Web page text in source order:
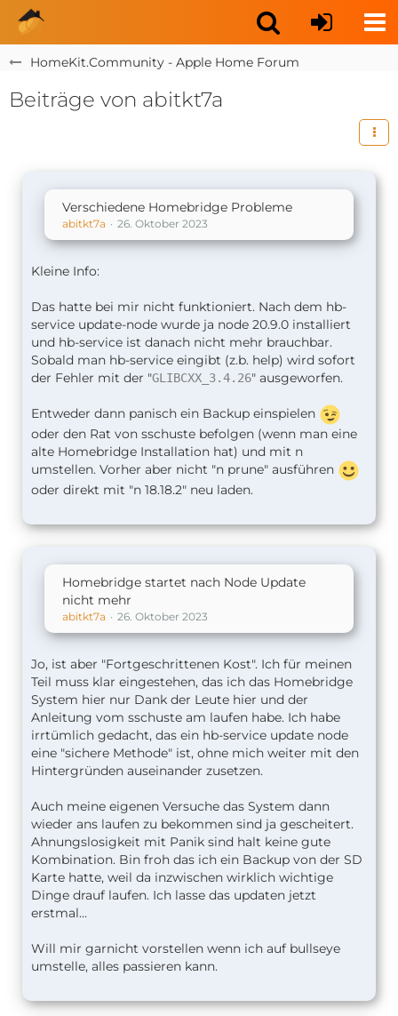
HomeKit.Community - Apple Home Forum
Beiträge von abitkt7a
Verschiedene Homebridge Probleme
abitkt7a 26. Oktober 2023
Kleine Info:
Das hatte bei mir nicht funktioniert. Nach dem hb-
service update-node wurde ja node 20.9.0 installiert
und hb-service ist danach nicht mehr brauchbar.
Sobald man hb-service eingibt (z.b. help) wird sofort
der Fehler mit der "GLIBCXX_3.4.26" ausgeworfen.
Entweder dann panisch ein Backup einspielen
oder den Rat von sschuste befolgen (wenn man eine
alte Homebridge Installation hat) und mit n
umstellen. Vorher aber nicht "n prune" ausführen
oder direkt mit "n 18.18.2" neu laden.
Homebridge startet nach Node Update
nicht mehr
abitkt7a 26. Oktober 2023
Jo, ist aber "Fortgeschrittenen Kost". Ich für meinen
Teil muss klar eingestehen, das ich das Homebridge
System hier nur Dank der Leute hier und der
Anleitung vom sschuste am laufen habe. Ich habe
irrtümlich gedacht, das ein hb-service update node
eine "sichere Methode" ist, ohne mich weiter mit den
Hintergründen auseinander zusetzen.
Auch meine eigenen Versuche das System dann
wieder ans laufen zu bekommen sind ja gescheitert.
Ahnungslosigkeit mit Panik sind halt keine gute
Kombination. Bin froh das ich ein Backup von der SD
Karte hatte, weil da inzwischen wirklich wichtige
Dinge drauf laufen. Ich lasse das updaten jetzt
erstmal...
Will mir garnicht vorstellen wenn ich auf bullseye
umstelle, alles passieren kann.